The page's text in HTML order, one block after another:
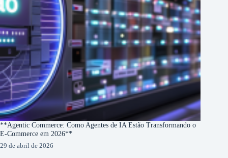
**Agentic Commerce: Como Agentes de IA Estão Transformando o
E-Commerce em 2026**
29 de abril de 2026